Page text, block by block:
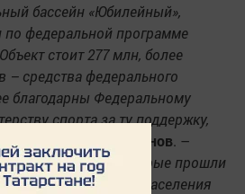
бассейн «Юбилейный»,
федеральной программе
стоит 277 млн, более
– средства федерального
благодарны Федеральному
спорта за ту поддержку,
Рустам Минниханов. –
событиям, которые прошли
половина населения